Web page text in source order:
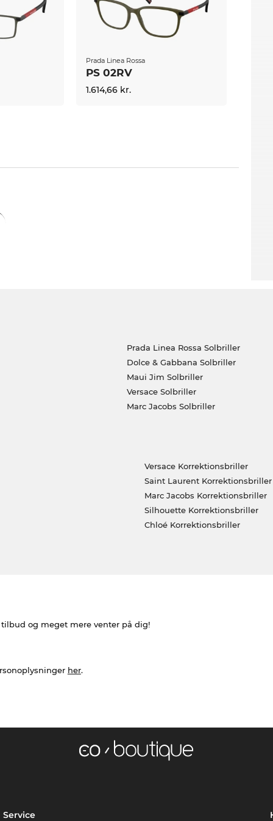
Prada Linea Rossa
PS 02RV
1.614,66 kr.
Prada Linea Rossa Solbriller
Dolce & Gabbana Solbriller
Maui Jim Solbriller
Versace Solbriller
Marc Jacobs Solbriller
Versace Korrektionsbriller
Saint Laurent Korrektionsbriller
Marc Jacobs Korrektionsbriller
Silhouette Korrektionsbriller
Chloé Korrektionsbriller
og meget mere venter på dig!
her.
Service